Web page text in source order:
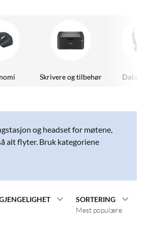
Skrivere og tilbehør
og headset for møtene,
alt flyter. Bruk kategoriene
SORTERING
Mest populære